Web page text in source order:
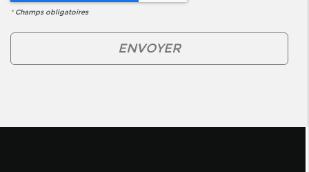
* Champs obligatoires